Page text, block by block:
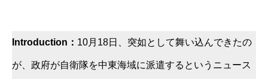
Introduction： 10月18日、突如として舞い込んできたの
が、政府が自衛隊を中東海域に派遣するというニュース